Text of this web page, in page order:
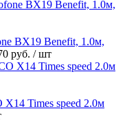
BX19 Benefit, 1.0м,
руб. / шт
Times speed 2.0м